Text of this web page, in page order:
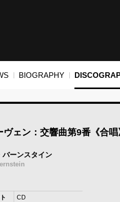
BIOGRAPHY
ヴェン：交響曲第9番《合
バーンスタイン
CD